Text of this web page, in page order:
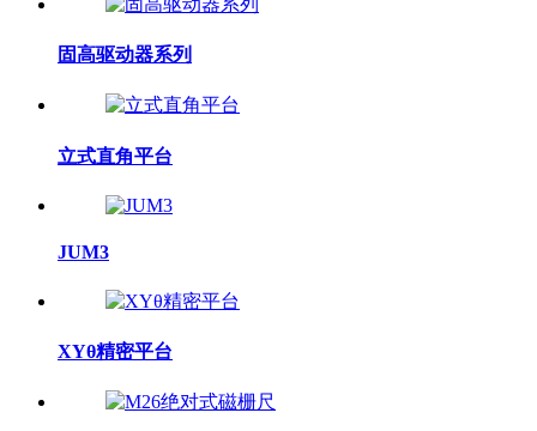
固高驱动器系列
立式直角平台
JUM3
XYθ精密平台